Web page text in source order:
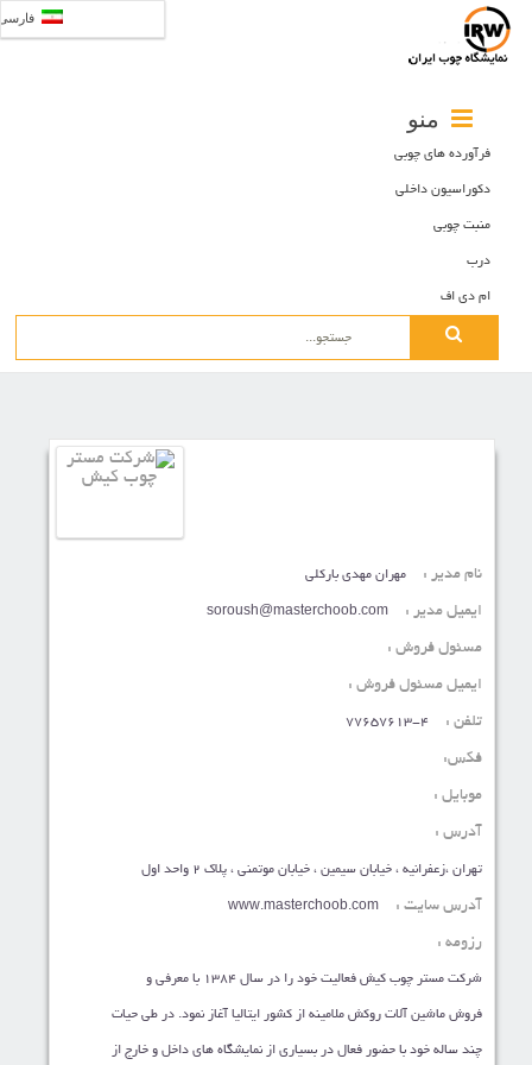
منو
فرآورده های چوبی
دکوراسیون داخلی
منبت چوبی
درب
ام دی اف
Search
نام مدیر : مهران مهدی بارکلی
ایمیل مدیر : soroush@masterchoob.com
مسئول فروش :
ایمیل مسئول فروش :
تلفن : 77657613-4
فکس:
موبایل :
آدرس :
تهران ،زعفرانیه ، خیابان سیمین ، خیابان موتمنی ، پلاک 2 واحد اول
آدرس سایت : www.masterchoob.com
رزومه :
شرکت مستر چوب کیش فعالیت خود را در سال 1384 با معرفی و
فروش ماشین آلات روکش ملامینه از کشور ایتالیا آغاز نمود. در طی حیات
چند ساله خود با حضور فعال در بسیاری از نمایشگاه های داخل و خارج از